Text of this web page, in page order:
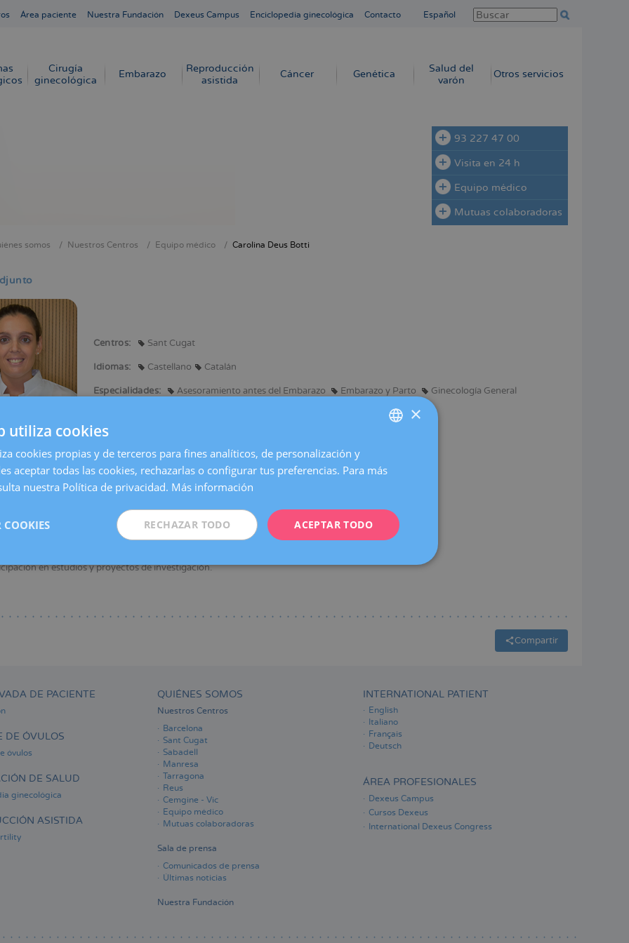
Área paciente Nuestra Fundación Dexeus Campus Enciclopedia ginecológica Contacto Español
Cirugía
ginecológica
Embarazo
Reproducción
asistida
Cáncer Genética
Salud del
varón
Otros servicios
93 227 47 00
Visita en 24 h
Equipo médico
Mutuas colaboradoras
somos Nuestros Centros Equipo médico Carolina Deus Botti
Centros: Sant Cugat
Idiomas: Castellano Catalán
Especialidades: Asesoramiento antes del Embarazo Embarazo y Parto Ginecología General
Medicina y Cirugía.
en Ginecología y Obstetricia.
de ponencias, comunicaciones y pósters en congresos y cursos nacionales e internacionales.
publicaciones en revistas nacionales e internacionales.
en estudios y proyectos de investigación.
Compartir
DE PACIENTE
DE ÓVULOS
óvulos
DE SALUD
ginecológica
ASISTIDA
QUIÉNES SOMOS
Nuestros Centros
Barcelona
Sant Cugat
Sabadell
Manresa
Tarragona
Reus
Cemgine - Vic
Equipo médico
Mutuas colaboradoras
Sala de prensa
Comunicados de prensa
Últimas noticias
Nuestra Fundación
INTERNATIONAL PATIENT
English
Italiano
Français
Deutsch
ÁREA PROFESIONALES
Dexeus Campus
Cursos Dexeus
International Dexeus Congress
CATALÀ
FRENCH
×
utiliza cookies
cookies propias y de terceros para fines analíticos, de personalización y
aceptar todas las cookies, rechazarlas o configurar tus preferencias. Para más
nuestra Política de privacidad. Más información
ACEPTAR TODO
RECHAZAR TODO
COOKIES